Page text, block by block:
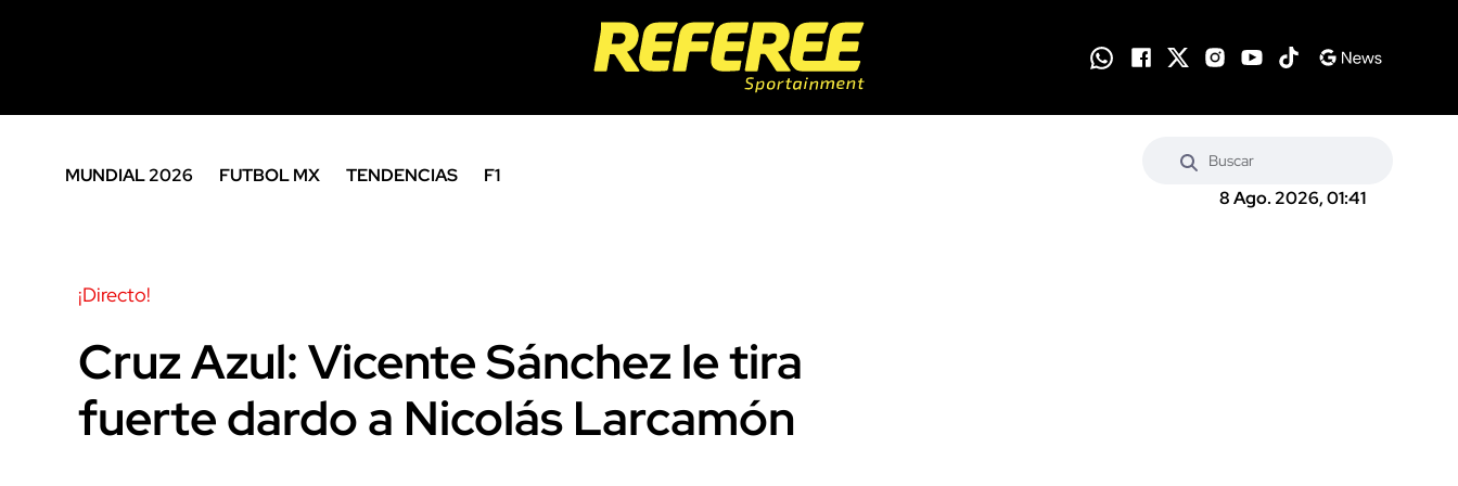
MUNDIAL 2026 FUTBOL MX TENDENCIAS
F1
8 Ago. 2026, 01:41
¡Directo!
Cruz Azul: Vicente Sánchez le tira
fuerte dardo a Nicolás Larcamón